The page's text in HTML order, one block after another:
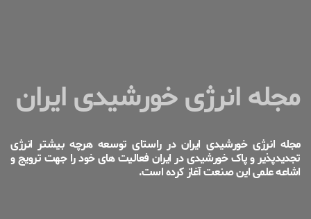
مجله انرژی خورشیدی ایران
مجله انرژی خورشیدی ایران در راستای توسعه هرچه بیشتر انرژی
تجدیدپذیر و پاک خورشیدی در ایران فعالیت های خود را جهت ترویج و
اشاعه علمی این صنعت آغاز کرده است.